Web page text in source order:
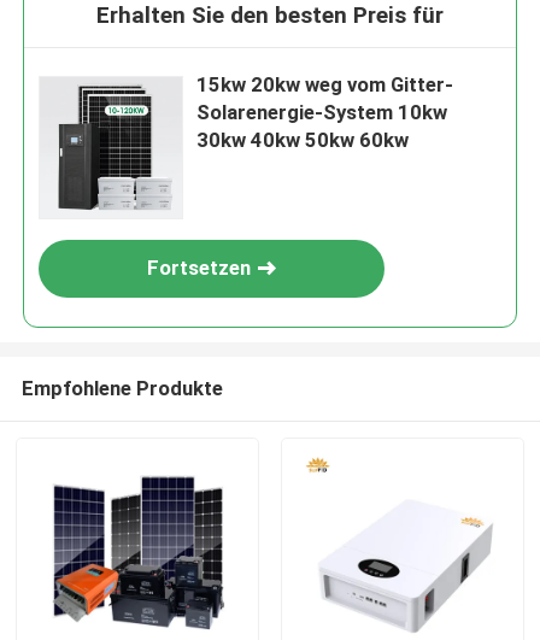
Erhalten Sie den besten Preis für
15kw 20kw weg vom Gitter-
Solarenergie-System 10kw
30kw 40kw 50kw 60kw
Fortsetzen
Empfohlene Produkte